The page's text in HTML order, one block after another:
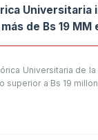
Universitaria
de Bs 19 MM
Universitaria de
superior a Bs 19